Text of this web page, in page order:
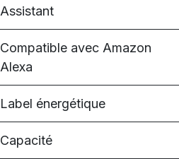
Assistant
Compatible avec Amazon
Alexa
Label énergétique
Capacité